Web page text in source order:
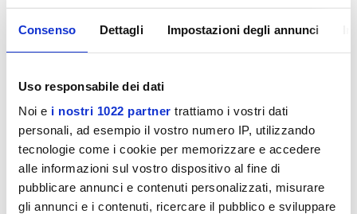
Consenso Dettagli Impostazioni degli annunci
Uso responsabile dei dati
Noi e i nostri 1022 partner trattiamo i vostri dati
personali, ad esempio il vostro numero IP, utilizzando
tecnologie come i cookie per memorizzare e accedere
alle informazioni sul vostro dispositivo al fine di
pubblicare annunci e contenuti personalizzati, misurare
gli annunci e i contenuti, ricercare il pubblico e sviluppare
Disponibile
€ 399,00
- 16%